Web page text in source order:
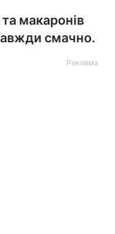
макаронів
смачно.
Реклама